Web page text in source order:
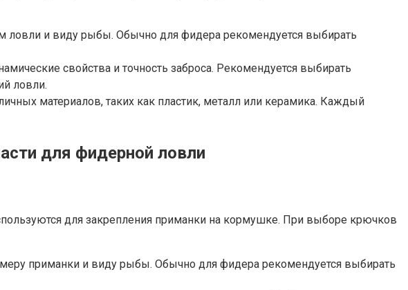
ловли и виду рыбы. Обычно для фидера рекомендуется выбирать
свойства и точность заброса. Рекомендуется выбирать
ловли.
материалов, таких как пластик, металл или керамика. Каждый
для фидерной ловли
для закрепления приманки на кормушке. При выборе крючков
приманки и виду рыбы. Обычно для фидера рекомендуется выбирать